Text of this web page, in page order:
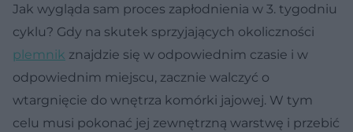
Jak wygląda sam proces zapłodnienia w 3. tygodniu
cyklu? Gdy na skutek sprzyjających okoliczności
plemnik znajdzie się w odpowiednim czasie i w
odpowiednim miejscu, zacznie walczyć o
wtargnięcie do wnętrza komórki jajowej. W tym
celu musi pokonać jej zewnętrzną warstwę i przebić